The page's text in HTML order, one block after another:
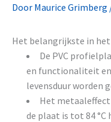
Door Maurice Grimberg
Het belangrijkste in
De PVC
en functionaliteit en
levensduur worden
Het
de plaat is tot 84